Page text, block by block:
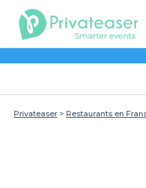
Privateaser Restaurants en